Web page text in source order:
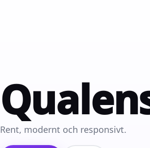
Rent, modernt och responsivt.